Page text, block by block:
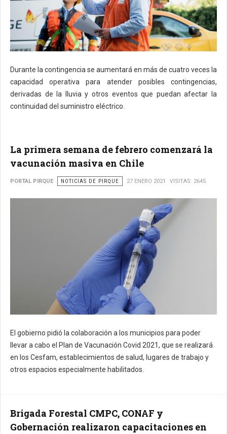
Durante la contingencia se aumentará en más de cuatro veces la
capacidad operativa para atender posibles contingencias,
derivadas de la lluvia y otros eventos que puedan afectar la
continuidad del suministro eléctrico.
La primera semana de febrero comenzará la
vacunación masiva en Chile
PORTAL PIRQUE NOTICIAS DE PIRQUE 27 ENERO 2021 VISITAS: 2645
El gobierno pidió la colaboración a los municipios para poder
llevar a cabo el Plan de Vacunación Covid 2021, que se realizará
en los Cesfam, establecimientos de salud, lugares de trabajo y
otros espacios especialmente habilitados.
Brigada Forestal CMPC, CONAF y
Gobernación realizaron capacitaciones en